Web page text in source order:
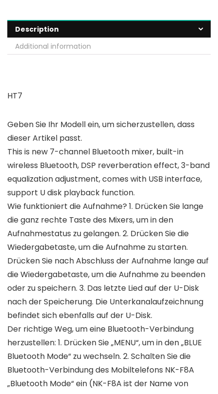
Description
Additional information
HT7
Geben Sie Ihr Modell ein, um sicherzustellen, dass
dieser Artikel passt.
This is new 7-channel Bluetooth mixer, built-in
wireless Bluetooth, DSP reverberation effect, 3-band
equalization adjustment, comes with USB interface,
support U disk playback function.
Wie funktioniert die Aufnahme? 1. Drücken Sie lange
die ganz rechte Taste des Mixers, um in den
Aufnahmestatus zu gelangen. 2. Drücken Sie die
Wiedergabetaste, um die Aufnahme zu starten.
Drücken Sie nach Abschluss der Aufnahme lange auf
die Wiedergabetaste, um die Aufnahme zu beenden
oder zu speichern. 3. Das letzte Lied auf der U-Disk
nach der Speicherung. Die Unterkanalaufzeichnung
befindet sich ebenfalls auf der U-Disk.
Der richtige Weg, um eine Bluetooth-Verbindung
herzustellen: 1. Drücken Sie „MENU“, um in den „BLUE
Bluetooth Mode“ zu wechseln. 2. Schalten Sie die
Bluetooth-Verbindung des Mobiltelefons NK-F8A
„Bluetooth Mode“ ein (NK-F8A ist der Name von